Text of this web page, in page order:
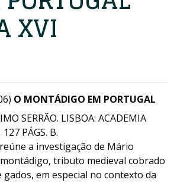
XVI
O MONTÁDIGO EM PORTUGAL
SERRÃO. LISBOA: ACADEMIA
PÁGS. B.
a investigação de Mário
tributo medieval cobrado
em especial no contexto da